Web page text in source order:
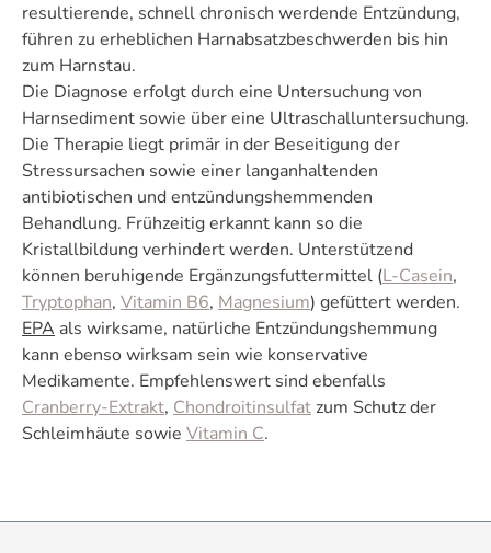
resultierende, schnell chronisch werdende Entzündung,
führen zu erheblichen Harnabsatzbeschwerden bis hin
zum Harnstau.
Die Diagnose erfolgt durch eine Untersuchung von
Harnsediment sowie über eine Ultraschalluntersuchung.
Die Therapie liegt primär in der Beseitigung der
Stressursachen sowie einer langanhaltenden
antibiotischen und entzündungshemmenden
Behandlung. Frühzeitig erkannt kann so die
Kristallbildung verhindert werden. Unterstützend
können beruhigende Ergänzungsfuttermittel (L-Casein,
Tryptophan, Vitamin B6, Magnesium) gefüttert werden.
EPA als wirksame, natürliche Entzündungshemmung
kann ebenso wirksam sein wie konservative
Medikamente. Empfehlenswert sind ebenfalls
Cranberry-Extrakt, Chondroitinsulfat zum Schutz der
Schleimhäute sowie Vitamin C.